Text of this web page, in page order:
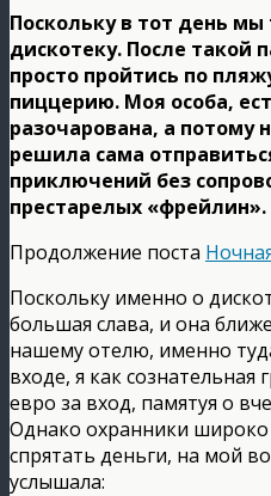
Поскольку в тот день мы
дискотеку. После такой
просто пройтись по
пиццерию. Моя особа,
разочарована, а потому
решила сама
приключений без
престарелых «фрейлин».
Продолжение поста
Поскольку именно о
большая слава, и она
нашему отелю, именно
входе, я как сознательная
евро за вход, памятуя о
Однако охранники широко
спрятать деньги, на мой
услышала: